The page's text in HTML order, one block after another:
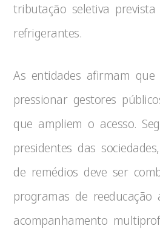
tributação seletiva prevista
refrigerantes.
As entidades afirmam
pressionar gestores
que ampliem o acesso.
presidentes das
de remédios deve ser
programas de reeducação
acompanhamento